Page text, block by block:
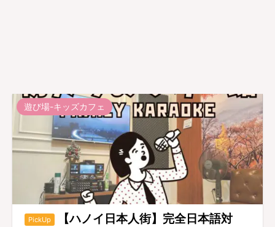
遊び場-キッズカフェ
PickUp
【ハノイ日本人街】完全日本語対